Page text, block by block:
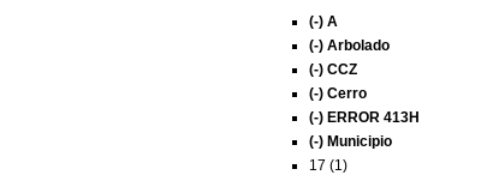
(-) A
(-) Arbolado
(-) CCZ
(-) Cerro
(-) ERROR 413H
(-) Municipio
17 (1)